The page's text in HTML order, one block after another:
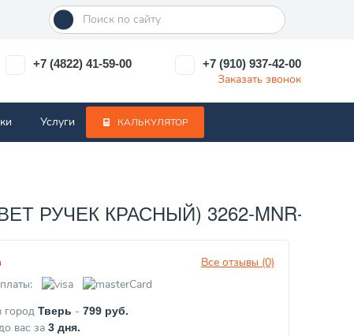
+7 (4822) 41-59-00 +7 (910) 937-42-00
Заказать звонок
Услуги КАЛЬКУЛЯТОР
РУЧЕК КРАСНЫЙ) 3262-MNR-
Все отзывы (0)
город Тверь - 799 руб.
вас за 3 дня.